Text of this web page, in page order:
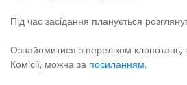
Під час засідання планується
Ознайомитися з переліком клопотань,
Комісії, можна за посиланням.